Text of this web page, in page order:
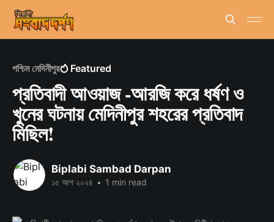
পশ্চিম মেদিনীপুর Featured
প্রতিবাদী আওয়াজ -আরজি করে ধর্ষণ ও
খুনের ঘটনায় মেদিনীপুর শহরের প্রতিবাদ
মিছিল!
Biplabi Sambad Darpan
১৫ আগ ২০২৪ • 1 min read